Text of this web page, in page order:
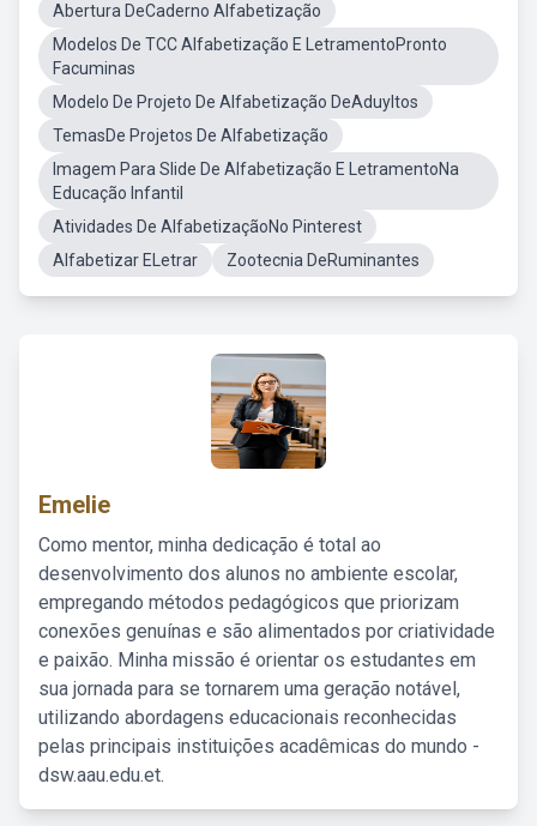
Abertura DeCaderno Alfabetização
Modelos De TCC Alfabetização E LetramentoPronto
Facuminas
Modelo De Projeto De Alfabetização DeAduyltos
TemasDe Projetos De Alfabetização
Imagem Para Slide De Alfabetização E LetramentoNa
Educação Infantil
Atividades De AlfabetizaçãoNo Pinterest
Alfabetizar ELetrar
Zootecnia DeRuminantes
Emelie
Como mentor, minha dedicação é total ao
desenvolvimento dos alunos no ambiente escolar,
empregando métodos pedagógicos que priorizam
conexões genuínas e são alimentados por criatividade
e paixão. Minha missão é orientar os estudantes em
sua jornada para se tornarem uma geração notável,
utilizando abordagens educacionais reconhecidas
pelas principais instituições acadêmicas do mundo -
dsw.aau.edu.et.